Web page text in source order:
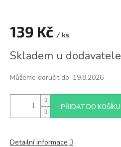
139 Kč / ks
cena:
Skladem u dodavatele
Můžeme doručit do: 19.8.2026
PŘIDAT DO KOŠÍKU
Detailní informace